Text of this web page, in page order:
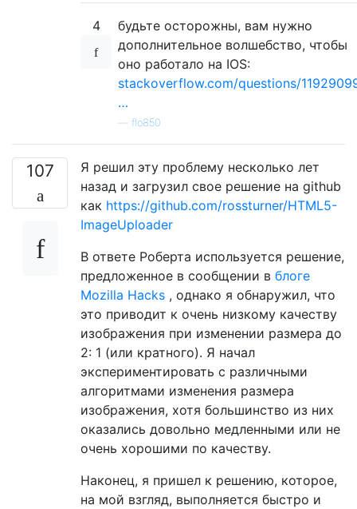
4
будьте осторожны, вам нужно
дополнительное волшебство, чтобы
оно работало на IOS:
stackoverflow.com/questions/
…
flo850
107
Я решил эту проблему несколько лет
назад и загрузил свое решение на github
как https://github.com/rossturner/HTML5-
ImageUploader
В ответе Роберта используется решение,
предложенное в сообщении в блоге
Mozilla Hacks , однако я обнаружил, что
это приводит к очень низкому качеству
изображения при изменении размера до
2: 1 (или кратного). Я начал
экспериментировать с различными
алгоритмами изменения размера
изображения, хотя большинство из них
оказались довольно медленными или не
очень хорошими по качеству.
Наконец, я пришел к решению, которое,
на мой взгляд, выполняется быстро и